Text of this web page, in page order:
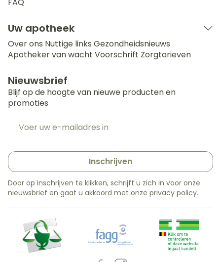
Uw apotheek
Over ons Nuttige links Gezondheidsnieuws
Apotheker van wacht Voorschrift Zorgtarieven
Nieuwsbrief
Blijf op de hoogte van nieuwe producten en
promoties
Inschrijven
Door op inschrijven te klikken, schrijft u zich in voor onze
nieuwsbrief en gaat u akkoord met onze privacy policy.